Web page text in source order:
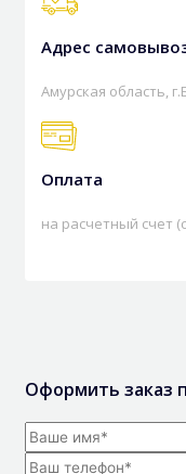
Адрес
Амурская область,
Оплата
на расчетный счет
Оформить заказ